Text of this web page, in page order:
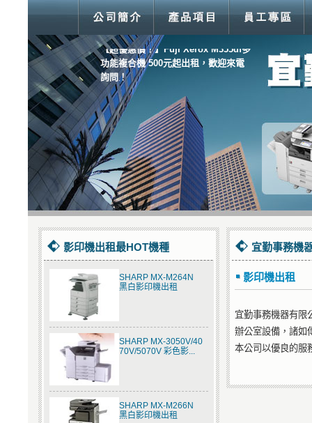
【超優惠價！】Fuji Xerox M355df多
功能複合機 500元起出租，歡迎來電
詢問！
【我們通通有！】傳真機、打卡鐘、
碎紙機、支票機．．．眾多商品均有
服務！
影印機出租最HOT機種
SHARP MX-M264N
黑白影印機出租
SHARP MX-3050V/40
70V/5070V 彩色影...
SHARP MX-M266N
黑白影印機出租
宜勤事務機
影印機出租
宜勤事務機器有限
辦公室設備，諸如
本公司以優良的服